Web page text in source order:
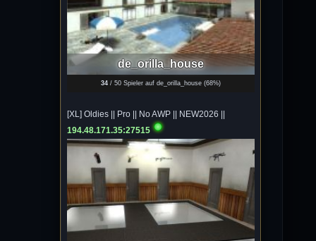
Mojochilla
02.07.2026 / 15:53
Was geht aaaaaaaaaaaab
[XL]Oldie-Dellmuth
Wartungsarbeiten zwischen 12 - 13
Uhr am Freitag !!!
]λτ™[-Μεмрђїی-]
14.06.2026 / 14:11
sieht richtig gut aus
[XL]Oldie-Dellmuth
14.06.2026 / 00:29
Soweit ist die HP fertig für heute
de_orilla_house
34/ 50 Spieler auf de_orilla_house (68%)
[XL] Oldies || Pro || No AWP || NEW2026 ||
194.48.171.35:27515